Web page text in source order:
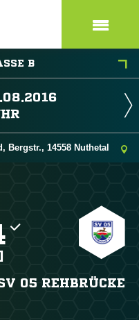
B
Bergstr., 14558 Nuthetal
05 REHBRÜCKE